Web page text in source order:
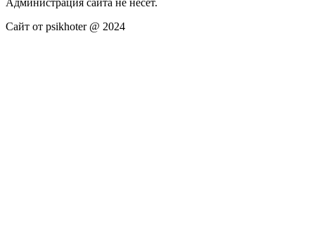
Сайт от psikhoter @ 2024